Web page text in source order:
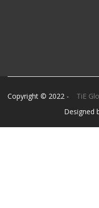
Copyright © 2022 -
TiE
Designed